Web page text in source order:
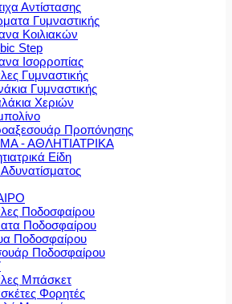
Αντίστασης
Γυμναστικής
Κοιλιακών
Step
Ισορροπίας
Γυμναστικής
Γυμναστικής
Χεριών
Προπόνησης
- ΑΘΛΗΤΙΑΤΡΙΚΑ
Είδη
Αδυνατίσματος
Ποδοσφαίρου
Ποδοσφαίρου
Ποδοσφαίρου
Ποδοσφαίρου
Μπάσκετ
Φορητές